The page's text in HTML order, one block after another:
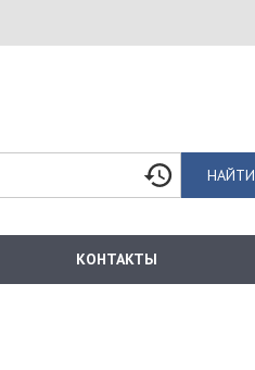
НАЙТИ
КОНТАКТЫ